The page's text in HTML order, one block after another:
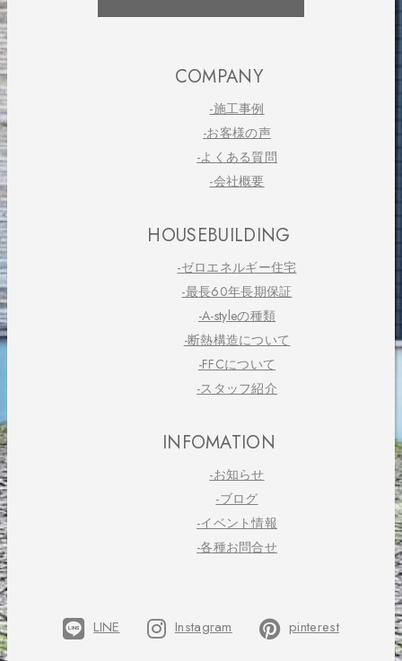
COMPANY
-施工事例
-お客様の声
-よくある質問
-会社概要
HOUSEBUILDING
-ゼロエネルギー住宅
-最長60年長期保証
-A-styleの種類
-断熱構造について
-FFCについて
-スタッフ紹介
INFOMATION
-お知らせ
-ブログ
-イベント情報
-各種お問合せ
LINE Instagram pinterest